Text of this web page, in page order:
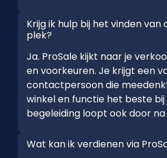
Krijg ik hulp bij het vinden van
plek?
Ja. ProSale kijkt naar je
en voorkeuren. Je krijgt een
contactpersoon die
winkel en functie het beste bij
begeleiding loopt ook door
Wat kan ik verdienen via